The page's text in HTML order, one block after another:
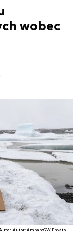
wobec
Autor: AmparoGV/ Envato